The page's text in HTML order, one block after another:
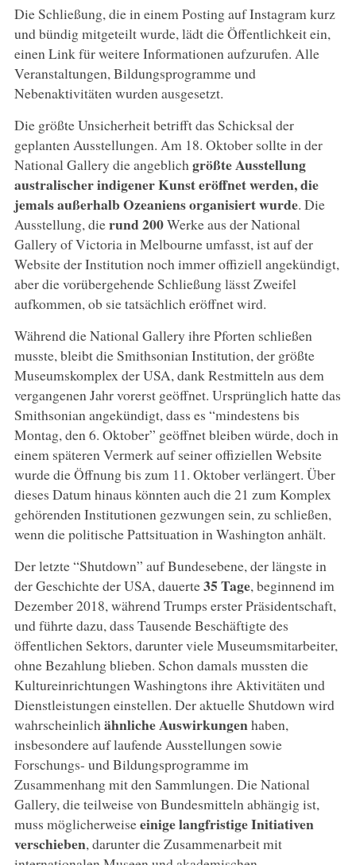
Die Schließung, die in einem Posting auf Instagram kurz
und bündig mitgeteilt wurde, lädt die Öffentlichkeit ein,
einen Link für weitere Informationen aufzurufen. Alle
Veranstaltungen, Bildungsprogramme und
Nebenaktivitäten wurden ausgesetzt.
Die größte Unsicherheit betrifft das Schicksal der
geplanten Ausstellungen. Am 18. Oktober sollte in der
National Gallery die angeblichgrößte Ausstellung
australischer indigener Kunst eröffnet werden, die
jemals außerhalb Ozeaniens organisiert wurde. Die
Ausstellung, dierund 200Werke aus der National
Gallery of Victoria in Melbourne umfasst, ist auf der
Website der Institution noch immer offiziell angekündigt,
aber die vorübergehende Schließung lässt Zweifel
aufkommen, ob sie tatsächlich eröffnet wird.
Während die National Gallery ihre Pforten schließen
musste, bleibt die Smithsonian Institution, der größte
Museumskomplex der USA, dank Restmitteln aus dem
vergangenen Jahr vorerst geöffnet. Ursprünglich hatte das
Smithsonian angekündigt, dass es “mindestens bis
Montag, den 6. Oktober” geöffnet bleiben würde, doch in
einem späteren Vermerk auf seiner offiziellen Website
wurde die Öffnung bis zum 11. Oktober verlängert. Über
dieses Datum hinaus könnten auch die 21 zum Komplex
gehörenden Institutionen gezwungen sein, zu schließen,
wenn die politische Pattsituation in Washington anhält.
Der letzte “Shutdown” auf Bundesebene, der längste in
der Geschichte der USA, dauerte35 Tage, beginnend im
Dezember 2018, während Trumps erster Präsidentschaft,
und führte dazu, dass Tausende Beschäftigte des
öffentlichen Sektors, darunter viele Museumsmitarbeiter,
ohne Bezahlung blieben. Schon damals mussten die
Kultureinrichtungen Washingtons ihre Aktivitäten und
Dienstleistungen einstellen. Der aktuelle Shutdown wird
wahrscheinlichähnliche Auswirkungenhaben,
insbesondere auf laufende Ausstellungen sowie
Forschungs- und Bildungsprogramme im
Zusammenhang mit den Sammlungen. Die National
Gallery, die teilweise von Bundesmitteln abhängig ist,
muss möglicherweiseeinige langfristige Initiativen
verschieben, darunter die Zusammenarbeit mit